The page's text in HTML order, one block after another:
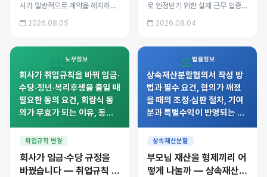
사가 일방적으로 계약을 해지하거
나 갱신을 거절할 때, 필수품목 강
매·영업지역 침해가 있을 때 가맹
2026.08.05
로 인정받기 위한 실제 근무 입증,
적정 급여 수준, 4대보험과 원천세
처리, 부인당했을 때의 추징 구조
2026.08.04
노무정보
회사가 취업규칙을 바꿔 임금·
수당·정년·복리후생을 줄일 때
필요한 동의 요건, 회람식 동
의가 무효가 되는 이유, 동의
응 방법을 사례로 정리했습니
취업규칙 변경
회사가 임금·수당 규정을
바꿨습니다 — 취업규칙 불
⚖️법률정보
상속재산분할협의서 작성 방
법과 필수 요건, 협의가 깨졌
을 때의 조정·심판 절차, 기여
분과 특별수익이 반영되는 방
서를 사례로 정리했습니다.
상속재산분할
부모님 재산을 형제끼리 어
떻게 나눌까 — 상속재산분